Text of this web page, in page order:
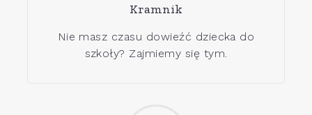
Kramnik
Nie masz czasu dowieźć dziecka do
szkoły? Zajmiemy się tym.